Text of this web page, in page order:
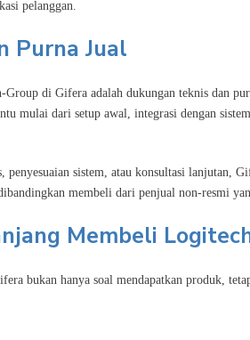
pelanggan.
Purna Jual
di Gifera adalah dukungan teknis dan
mulai dari setup awal, integrasi dengan
sistem, atau konsultasi lanjutan,
membeli dari penjual non-resmi
Membeli
bukan hanya soal mendapatkan produk,